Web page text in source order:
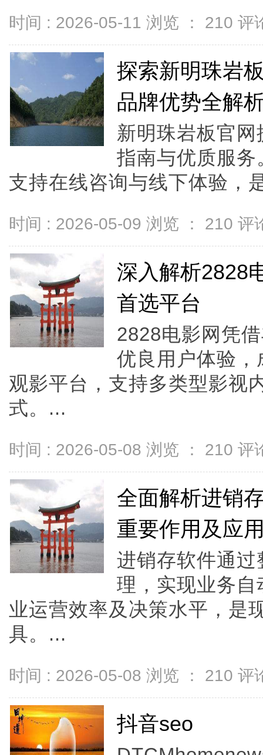
时间 : 2026-05-11 浏览 ： 210 评
探索新明珠岩
品牌优势全解
新明珠岩板官
指南与优质服
支持在线咨询与线下体验，
时间 : 2026-05-09 浏览 ： 210 评
深入解析2828
首选平台
2828电影网凭
优良用户体验
观影平台，支持多类型影视
式。...
时间 : 2026-05-08 浏览 ： 210 评
全面解析进销
重要作用及应
进销存软件通
理，实现业务
业运营效率及决策水平，是
具。...
时间 : 2026-05-08 浏览 ： 210 评
抖音seo